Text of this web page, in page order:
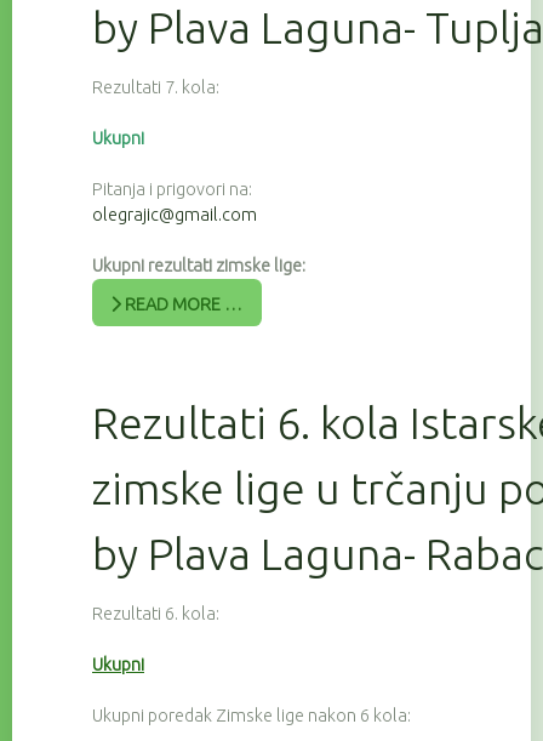
by Plava Laguna-
Rezultati 7. kola:
Ukupni
Pitanja i prigovori na:
olegrajic@gmail.com
Ukupni rezultati zimske lige:
READ MORE …
Rezultati 6. kola
zimske lige u trčanju
by Plava Laguna- Rabac
Rezultati 6. kola:
Ukupni
Ukupni poredak Zimske lige nakon 6 kola: